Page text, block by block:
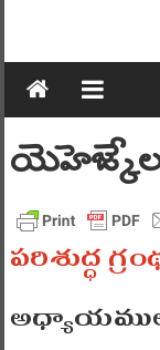
పరిశుద్ధ